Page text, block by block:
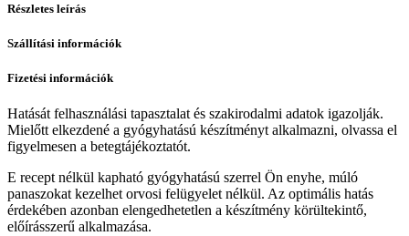
Részletes leírás
Szállítási információk
Fizetési információk
Hatását felhasználási tapasztalat és szakirodalmi adatok igazolják.
Mielőtt elkezdené a gyógyhatású készítményt alkalmazni, olvassa el
figyelmesen a betegtájékoztatót.
E recept nélkül kapható gyógyhatású szerrel Ön enyhe, múló
panaszokat kezelhet orvosi felügyelet nélkül. Az optimális hatás
érdekében azonban elengedhetetlen a készítmény körültekintő,
előírásszerű alkalmazása.